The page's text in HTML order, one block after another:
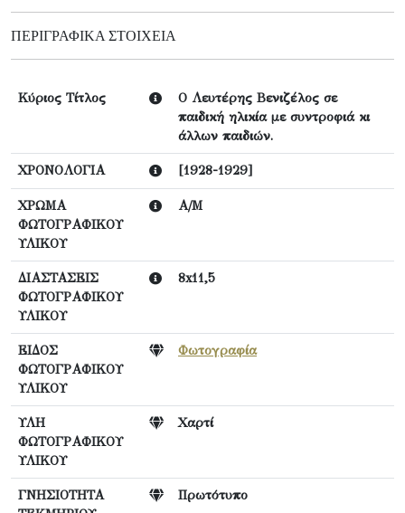
ΠΕΡΙΓΡΑΦΙΚΆ ΣΤΟΙΧΕΊΑ
Κύριος Τίτλος
Ο Λευτέρης Βενιζέλος σε
παιδική ηλικία με συντροφιά κι
άλλων παιδιών.
ΧΡΟΝΟΛΟΓΙΑ [1928-1929]
ΧΡΩΜΑ
ΦΩΤΟΓΡΑΦΙΚΟΥ
ΥΛΙΚΟΥ
Α/Μ
ΔΙΑΣΤΑΣΕΙΣ
ΦΩΤΟΓΡΑΦΙΚΟΥ
ΥΛΙΚΟΥ
8x11,5
ΕΙΔΟΣ
ΦΩΤΟΓΡΑΦΙΚΟΥ
ΥΛΙΚΟΥ
Φωτογραφία
ΥΛΗ
ΦΩΤΟΓΡΑΦΙΚΟΥ
ΥΛΙΚΟΥ
Χαρτί
ΓΝΗΣΙΟΤΗΤΑ
Πρωτότυπο